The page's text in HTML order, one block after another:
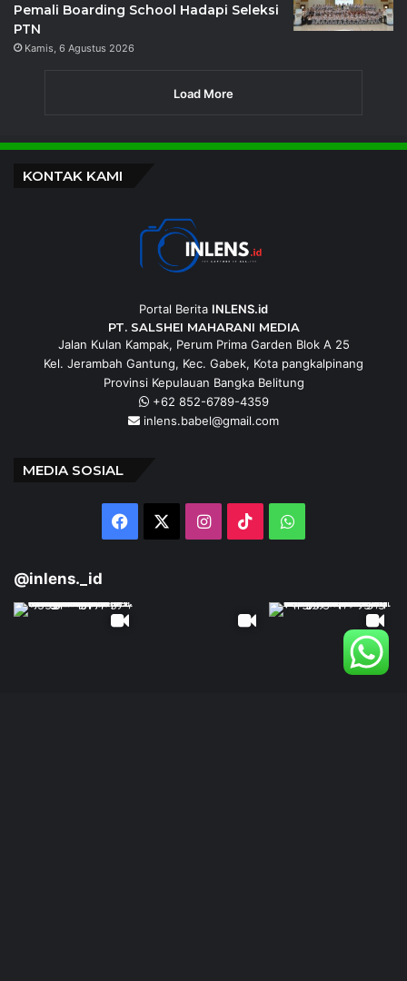
Pemali Boarding School Hadapi Seleksi
PTN
Kamis, 6 Agustus 2026
Load More
KONTAK KAMI
Portal Berita INLENS.id
PT. SALSHEI MAHARANI MEDIA
Jalan Kulan Kampak, Perum Prima Garden Blok A 25
Kel. Jerambah Gantung, Kec. Gabek, Kota pangkalpinang
Provinsi Kepulauan Bangka Belitung
+62 852-6789-4359
inlens.babel@gmail.com
MEDIA SOSIAL
Facebook Instagram
TikTokWhatsApp
@inlens._id